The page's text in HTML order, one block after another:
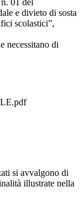
n. 01 del
e divieto di sosta
scolastici”,
necessitano di
si avvalgono di
illustrate nella